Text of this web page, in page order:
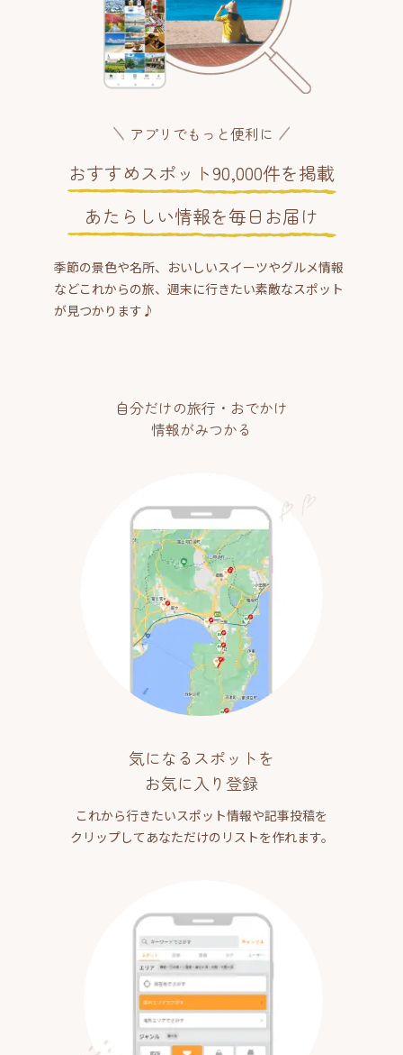
アプリでもっと便利に
おすすめスポット90,000件を掲載
あたらしい情報を毎日お届け
季節の景色や名所、おいしいスイーツやグルメ情報
などこれからの旅、週末に行きたい素敵なスポット
が見つかります♪
自分だけの旅行・おでかけ
情報がみつかる
気になるスポットを
お気に入り登録
これから行きたいスポット情報や記事投稿を
クリップしてあなただけのリストを作れます。